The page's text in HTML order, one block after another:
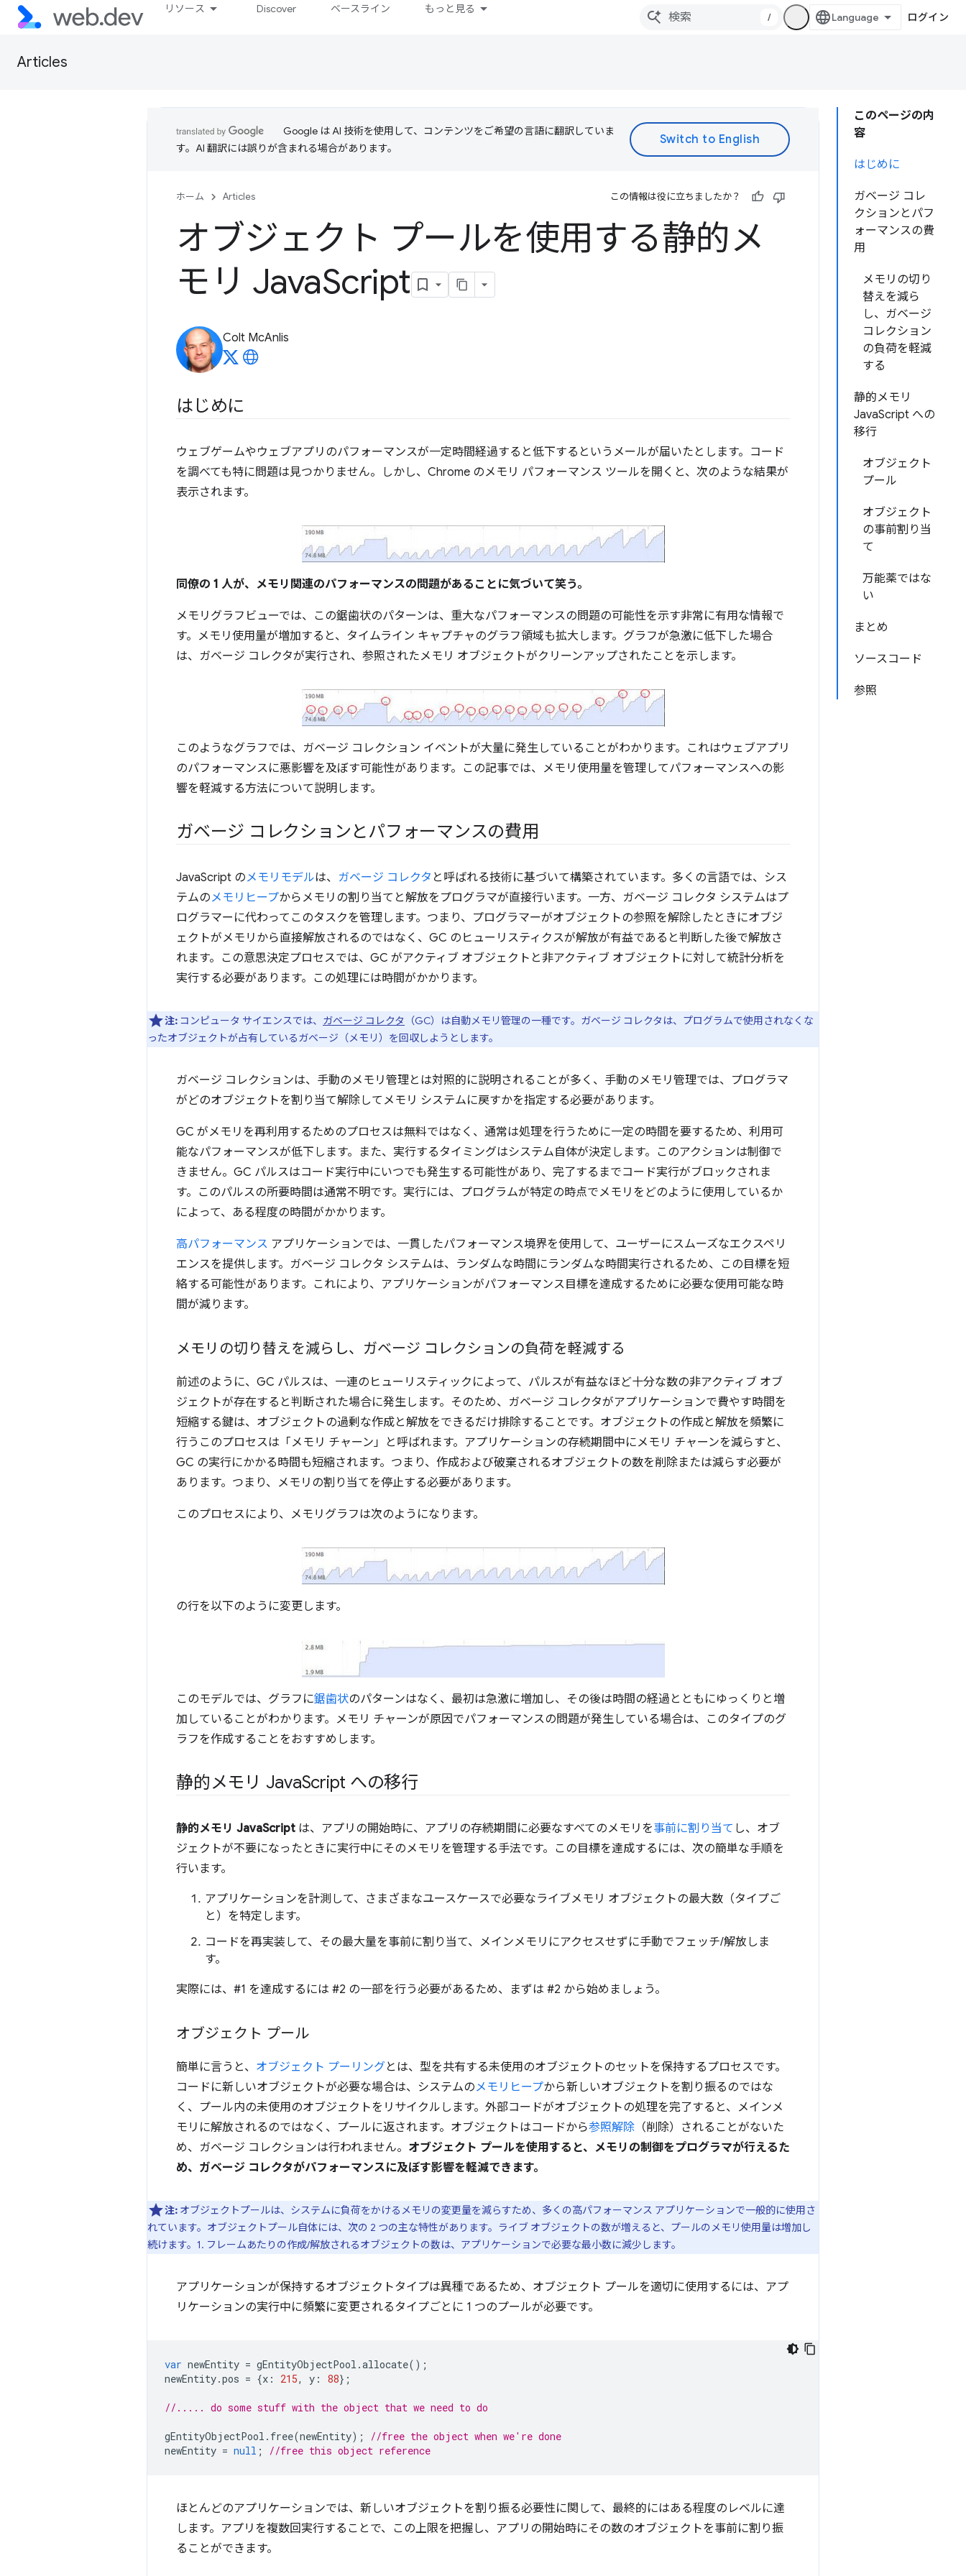
リソース Discover ベースライン もっと見る
/ ログイン
Articles
このページの内
容
はじめに
ガベージ コレ
クションとパフ
ォーマンスの費
用
メモリの切り
替えを減ら
し、ガベージ
コレクション
の負荷を軽減
する
静的メモリ
JavaScript への
移行
オブジェクト
プール
オブジェクト
の事前割り当
て
万能薬ではな
い
まとめ
ソースコード
参照
Google は AI 技術を使用して、コンテンツをご希望の言語に翻訳していま
す。AI 翻訳には誤りが含まれる場合があります。
ホーム Articles この情報は役に立ちましたか？
オブジェクト プールを使用する静的メ
モリ JavaScript
Colt McAnlis
はじめに
ウェブゲームやウェブアプリのパフォーマンスが一定時間経過すると低下するというメールが届いたとします。コード
を調べても特に問題は見つかりません。しかし、Chrome のメモリ パフォーマンス ツールを開くと、次のような結果が
表示されます。
同僚の 1 人が、メモリ関連のパフォーマンスの問題があることに気づいて笑う。
メモリグラフビューでは、この鋸歯状のパターンは、重大なパフォーマンスの問題の可能性を示す非常に有用な情報で
す。メモリ使用量が増加すると、タイムライン キャプチャのグラフ領域も拡大します。グラフが急激に低下した場合
は、ガベージ コレクタが実行され、参照されたメモリ オブジェクトがクリーンアップされたことを示します。
このようなグラフでは、ガベージ コレクション イベントが大量に発生していることがわかります。これはウェブアプリ
のパフォーマンスに悪影響を及ぼす可能性があります。この記事では、メモリ使用量を管理してパフォーマンスへの影
響を軽減する方法について説明します。
ガベージ コレクションとパフォーマンスの費用
JavaScript のメモリモデルは、 ガベージ コレクタ と呼ばれる技術に基づいて構築されています。多くの言語では、シス
テムのメモリヒープからメモリの割り当てと解放をプログラマが直接行います。一方、ガベージ コレクタ システムはプ
ログラマーに代わってこのタスクを管理します。つまり、プログラマーがオブジェクトの参照を解除したときにオブジ
ェクトがメモリから直接解放されるのではなく、GC のヒューリスティクスが解放が有益であると判断した後で解放さ
れます。この意思決定プロセスでは、GC がアクティブ オブジェクトと非アクティブ オブジェクトに対して統計分析を
実行する必要があります。この処理には時間がかかります。
注: コンピュータ サイエンスでは、 ガベージ コレクタ
（GC）は自動メモリ管理の一種です。ガベージ コレクタは、プログラムで使用されなくな
ったオブジェクトが占有しているガベージ（メモリ）を回収しようとします。
ガベージ コレクションは、手動のメモリ管理とは対照的に説明されることが多く、手動のメモリ管理では、プログラマ
がどのオブジェクトを割り当て解除してメモリ システムに戻すかを指定する必要があります。
GC がメモリを再利用するためのプロセスは無料ではなく、通常は処理を行うために一定の時間を要するため、利用可
能なパフォーマンスが低下します。また、実行するタイミングはシステム自体が決定します。このアクションは制御で
きません。GC パルスはコード実行中にいつでも発生する可能性があり、完了するまでコード実行がブロックされま
す。このパルスの所要時間は通常不明です。実行には、プログラムが特定の時点でメモリをどのように使用しているか
によって、ある程度の時間がかかります。
高パフォーマンス アプリケーションでは、一貫したパフォーマンス境界を使用して、ユーザーにスムーズなエクスペリ
エンスを提供します。ガベージ コレクタ システムは、ランダムな時間にランダムな時間実行されるため、この目標を短
絡する可能性があります。これにより、アプリケーションがパフォーマンス目標を達成するために必要な使用可能な時
間が減ります。
メモリの切り替えを減らし、ガベージ コレクションの負荷を軽減する
前述のように、GC パルスは、一連のヒューリスティックによって、パルスが有益なほど十分な数の非アクティブ オブ
ジェクトが存在すると判断された場合に発生します。そのため、ガベージ コレクタがアプリケーションで費やす時間を
短縮する鍵は、オブジェクトの過剰な作成と解放をできるだけ排除することです。オブジェクトの作成と解放を頻繁に
行うこのプロセスは「メモリ チャーン」と呼ばれます。アプリケーションの存続期間中にメモリ チャーンを減らすと、
GC の実行にかかる時間も短縮されます。つまり、作成および破棄されるオブジェクトの数を削除または減らす必要が
あります。つまり、メモリの割り当てを停止する必要があります。
このプロセスにより、メモリグラフは次のようになります。
の行を以下のように変更します。
このモデルでは、グラフに鋸歯状のパターンはなく、最初は急激に増加し、その後は時間の経過とともにゆっくりと増
加していることがわかります。メモリ チャーンが原因でパフォーマンスの問題が発生している場合は、このタイプのグ
ラフを作成することをおすすめします。
静的メモリ JavaScript への移行
静的メモリ JavaScript は、アプリの開始時に、アプリの存続期間に必要なすべてのメモリを事前に割り当て し、オブ
ジェクトが不要になったときに実行中にそのメモリを管理する手法です。この目標を達成するには、次の簡単な手順を
行います。
アプリケーションを計測して、さまざまなユースケースで必要なライブメモリ オブジェクトの最大数（タイプご
と）を特定します。
コードを再実装して、その最大量を事前に割り当て、メインメモリにアクセスせずに手動でフェッチ/解放しま
す。
実際には、#1 を達成するには #2 の一部を行う必要があるため、まずは #2 から始めましょう。
オブジェクト プール
簡単に言うと、 オブジェクト プーリングとは、型を共有する未使用のオブジェクトのセットを保持するプロセスです。
コードに新しいオブジェクトが必要な場合は、システムのメモリヒープから新しいオブジェクトを割り振るのではな
く、プール内の未使用のオブジェクトをリサイクルします。外部コードがオブジェクトの処理を完了すると、メインメ
モリに解放されるのではなく、プールに返されます。オブジェクトはコードから参照解除 （削除）されることがないた
め、ガベージ コレクションは行われません。 オブジェクト プールを使用すると、メモリの制御をプログラマが行えるた
め、ガベージ コレクタがパフォーマンスに及ぼす影響を軽減できます。
注: オブジェクトプールは、システムに負荷をかけるメモリの変更量を減らすため、多くの高パフォーマンス アプリケーションで一般的に使用さ
れています。オブジェクトプール自体には、次の 2 つの主な特性があります。ライブ オブジェクトの数が増えると、プールのメモリ使用量は増加し
続けます。1. フレームあたりの作成/解放されるオブジェクトの数は、アプリケーションで必要な最小数に減少します。
アプリケーションが保持するオブジェクトタイプは異種であるため、オブジェクト プールを適切に使用するには、アプ
リケーションの実行中に頻繁に変更されるタイプごとに 1 つのプールが必要です。
var newEntity = gEntityObjectPool .allocate();
newEntity.pos = {x : 215, y : 88};
//..... do some stuff with the object that we need to do
gEntityObjectPool . free(newEntity);
//free the object when we're done
newEntity = null ; //free this object reference
ほとんどのアプリケーションでは、新しいオブジェクトを割り振る必要性に関して、最終的にはある程度のレベルに達
します。アプリを複数回実行することで、この上限を把握し、アプリの開始時にその数のオブジェクトを事前に割り振
ることができます。